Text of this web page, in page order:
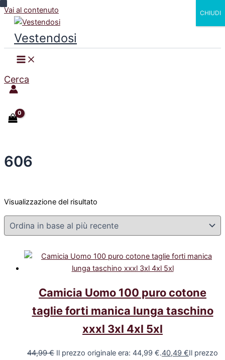
Vai al contenuto
Vestendosi
Cerca
606
Visualizzazione del risultato
Camicia Uomo 100 puro cotone
taglie forti manica lunga taschino
xxxl 3xl 4xl 5xl
44,99€ Il prezzo originale era: 44,99 €.40,49 €Il prezzo
CHIUDI